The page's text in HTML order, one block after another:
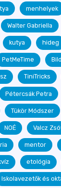
menhelyek
Walter Gabriella
kutya hideg
PetMeTime
TiniTricks
Pétercsák Petra
Tükör Módszer
NOÉ Valcz
mentor
etológia
Iskolavezetők és